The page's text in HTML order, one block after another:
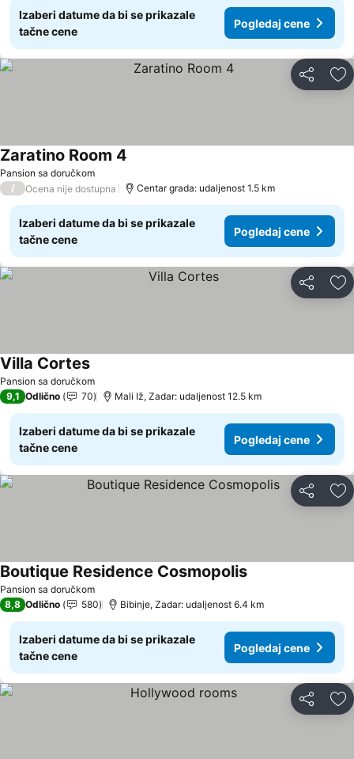
Izaberi datume da bi se prikazale
tačne cene
Pogledaj cene
Deli
Pansion sa doručkom
Zaratino Room 4
/ Ocena nije dostupna Centar grada: udaljenost 1.5 km
Izaberi datume da bi se prikazale
tačne cene
Pogledaj cene
Deli
Pansion sa doručkom
Villa CortesPogledaj cene
9,1 Odlično 70 Mali Iž, Zadar: udaljenost 12.5 km
Izaberi datume da bi se prikazale
tačne cene
Pogledaj cene
Deli
Pansion sa doručkom
Boutique Residence CosmopolisPogledaj cene
8,8 Odlično 580 Bibinje, Zadar: udaljenost 6.4 km
Izaberi datume da bi se prikazale
tačne cene
Pogledaj cene
Deli